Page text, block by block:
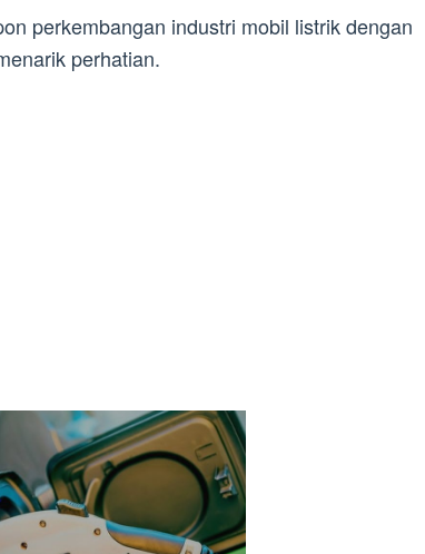
perkembangan industri mobil listrik dengan
perhatian.